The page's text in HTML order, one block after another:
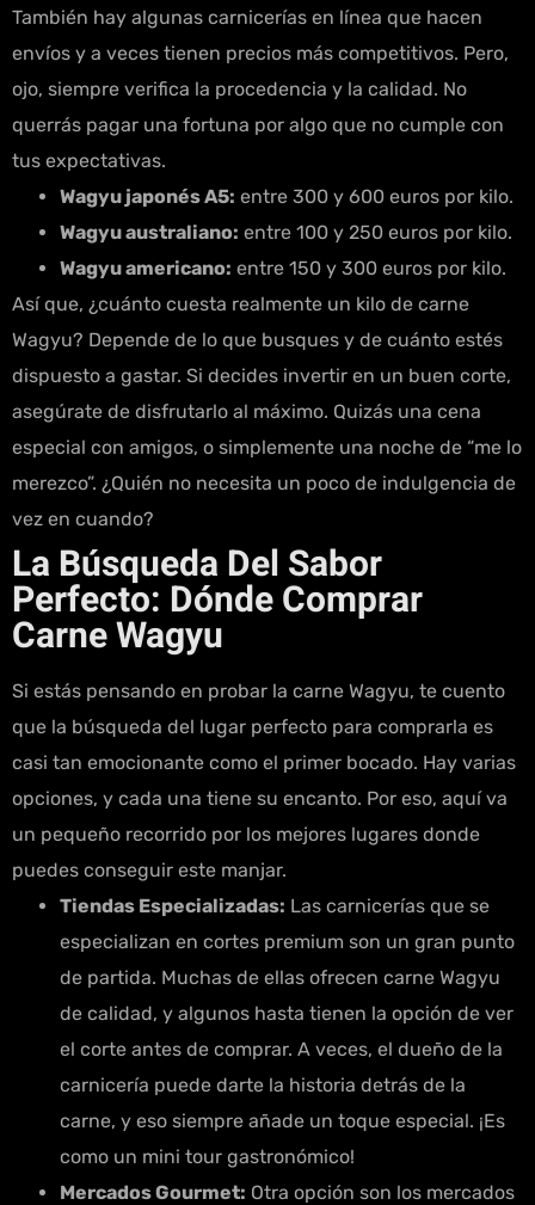
También hay algunas carnicerías en línea que hacen
envíos y a veces tienen precios más competitivos. Pero,
ojo, siempre verifica la procedencia y la calidad. No
querrás pagar una fortuna por algo que no cumple con
tus expectativas.
Wagyu japonés A5: entre 300 y 600 euros por kilo.
Wagyu australiano: entre 100 y 250 euros por kilo.
Wagyu americano: entre 150 y 300 euros por kilo.
Así que, ¿cuánto cuesta realmente un kilo de carne
Wagyu? Depende de lo que busques y de cuánto estés
dispuesto a gastar. Si decides invertir en un buen corte,
asegúrate de disfrutarlo al máximo. Quizás una cena
especial con amigos, o simplemente una noche de “me lo
merezco”. ¿Quién no necesita un poco de indulgencia de
vez en cuando?
La Búsqueda Del Sabor
Perfecto: Dónde Comprar
Carne Wagyu
Si estás pensando en probar la carne Wagyu, te cuento
que la búsqueda del lugar perfecto para comprarla es
casi tan emocionante como el primer bocado. Hay varias
opciones, y cada una tiene su encanto. Por eso, aquí va
un pequeño recorrido por los mejores lugares donde
puedes conseguir este manjar.
Tiendas Especializadas: Las carnicerías que se
especializan en cortes premium son un gran punto
de partida. Muchas de ellas ofrecen carne Wagyu
de calidad, y algunos hasta tienen la opción de ver
el corte antes de comprar. A veces, el dueño de la
carnicería puede darte la historia detrás de la
carne, y eso siempre añade un toque especial. ¡Es
como un mini tour gastronómico!
Mercados Gourmet: Otra opción son los mercados